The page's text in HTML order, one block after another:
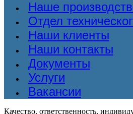
Наше
Отдел
Наши клиенты
Наши контакты
Документы
Услуги
Вакансии
Качество, ответственность,